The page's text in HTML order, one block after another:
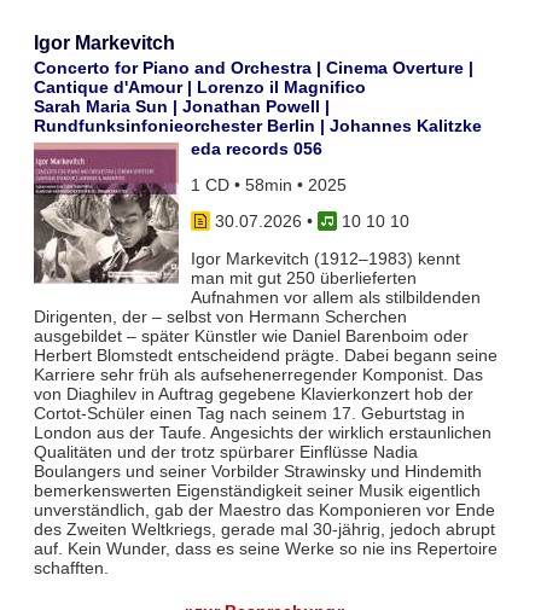
Igor Markevitch
Concerto for Piano and Orchestra | Cinema Overture |
Cantique d'Amour | Lorenzo il Magnifico
Sarah Maria Sun | Jonathan Powell |
Rundfunksinfonieorchester Berlin | Johannes Kalitzke
eda records 056
1 CD • 58min • 2025
30.07.2026 •
10 10 10
Igor Markevitch (1912–1983) kennt
man mit gut 250 überlieferten
Aufnahmen vor allem als stilbildenden
Dirigenten, der – selbst von Hermann Scherchen
ausgebildet – später Künstler wie Daniel Barenboim oder
Herbert Blomstedt entscheidend prägte. Dabei begann seine
Karriere sehr früh als aufsehenerregender Komponist. Das
von Diaghilev in Auftrag gegebene Klavierkonzert hob der
Cortot-Schüler einen Tag nach seinem 17. Geburtstag in
London aus der Taufe. Angesichts der wirklich erstaunlichen
Qualitäten und der trotz spürbarer Einflüsse Nadia
Boulangers und seiner Vorbilder Strawinsky und Hindemith
bemerkenswerten Eigenständigkeit seiner Musik eigentlich
unverständlich, gab der Maestro das Komponieren vor Ende
des Zweiten Weltkriegs, gerade mal 30-jährig, jedoch abrupt
auf. Kein Wunder, dass es seine Werke so nie ins Repertoire
schafften.